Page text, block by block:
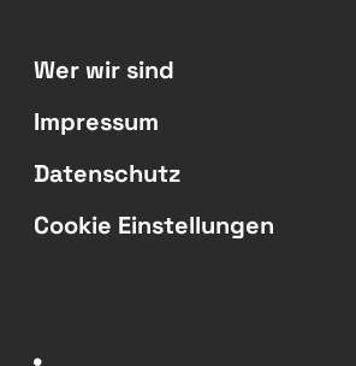
Wer wir sind
Impressum
Datenschutz
Cookie Einstellungen